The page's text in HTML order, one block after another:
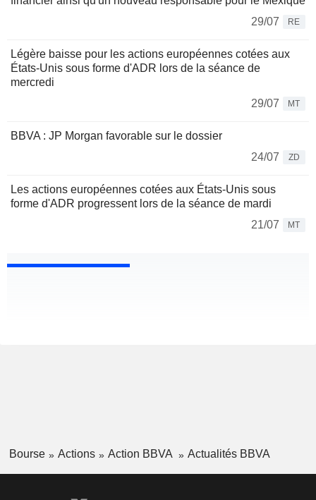
29/07
RE
Légère baisse pour les actions européennes cotées aux
États-Unis sous forme d'ADR lors de la séance de
mercredi
29/07
MT
BBVA : JP Morgan favorable sur le dossier
24/07
ZD
Les actions européennes cotées aux États-Unis sous
forme d'ADR progressent lors de la séance de mardi
21/07
MT
Bourse Actions Action BBVA Actualités BBVA